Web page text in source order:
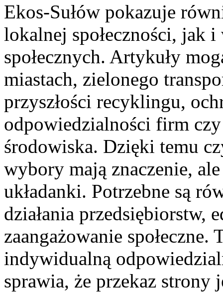
Ekos-Sułów pokazuje
lokalnej społeczności, jak
społecznych. Artykuły
miastach, zielonego
przyszłości recyklingu,
odpowiedzialności firm
środowiska. Dzięki temu
wybory mają znaczenie,
układanki. Potrzebne są
działania przedsiębiorstw,
zaangażowanie
indywidualną
sprawia, że przekaz strony